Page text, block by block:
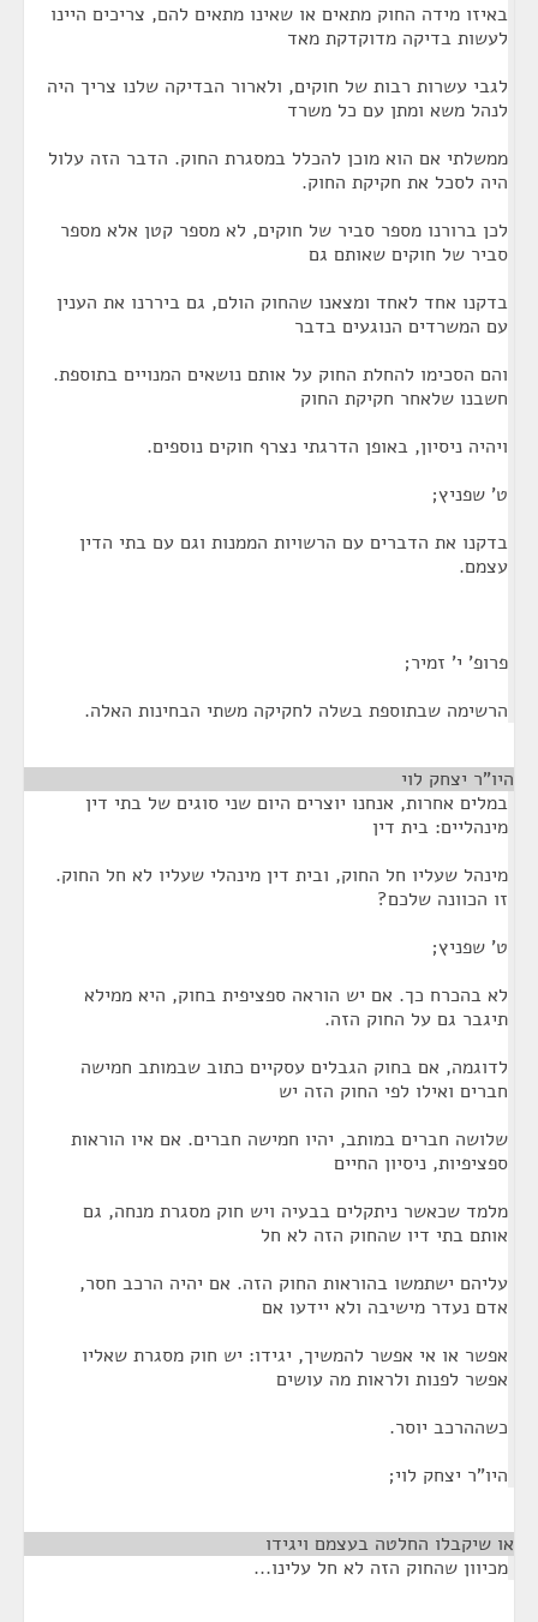
באיזו מידה החוק מתאים או שאינו מתאים להם, צריכים היינו
לעשות בדיקה מדוקדקת מאד
לגבי עשרות רבות של חוקים, ולארור הבדיקה שלנו צריך היה
לנהל משא ומתן עם כל משרד
ממשלתי אם הוא מוכן להכלל במסגרת החוק. הדבר הזה עלול
היה לסכל את חקיקת החוק.
לכן ברורנו מספר סביר של חוקים, לא מספר קטן אלא מספר
סביר של חוקים שאותם גם
בדקנו אחד לאחד ומצאנו שהחוק הולם, גם ביררנו את הענין
עם המשרדים הנוגעים בדבר
והם הסכימו להחלת החוק על אותם נושאים המנויים בתוספת.
חשבנו שלאחר חקיקת החוק
ויהיה ניסיון, באופן הדרגתי נצרף חוקים נוספים.
ט' שפניץ;
בדקנו את הדברים עם הרשויות הממנות וגם עם בתי הדין
עצמם.
פרופ' י' זמיר;
הרשימה שבתוספת בשלה לחקיקה משתי הבחינות האלה.
היו"ר יצחק לוי
במלים אחרות, אנחנו יוצרים היום שני סוגים של בתי דין
מינהליים: בית דין
מינהל שעליו חל החוק, ובית דין מינהלי שעליו לא חל החוק.
זו הכוונה שלכם?
ט' שפניץ;
לא בהכרח כך. אם יש הוראה ספציפית בחוק, היא ממילא
תיגבר גם על החוק הזה.
לדוגמה, אם בחוק הגבלים עסקיים כתוב שבמותב חמישה
חברים ואילו לפי החוק הזה יש
שלושה חברים במותב, יהיו חמישה חברים. אם איו הוראות
ספציפיות, ניסיון החיים
מלמד שכאשר ניתקלים בבעיה ויש חוק מסגרת מנחה, גם
אותם בתי דיו שהחוק הזה לא חל
עליהם ישתמשו בהוראות החוק הזה. אם יהיה הרכב חסר,
אדם נעדר מישיבה ולא יידעו אם
אפשר או אי אפשר להמשיך, יגידו: יש חוק מסגרת שאליו
אפשר לפנות ולראות מה עושים
כשההרכב יוסר.
היו"ר יצחק לוי;
או שיקבלו החלטה בעצמם ויגידו
מכיוון שהחוק הזה לא חל עלינו...